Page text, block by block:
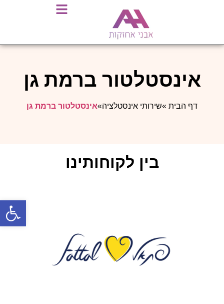
אינסטלטור ברמת גן
דף הבית »שירותי אינסטלציה»אינסטלטור ברמת גן
בין לקוחותינו
פתח